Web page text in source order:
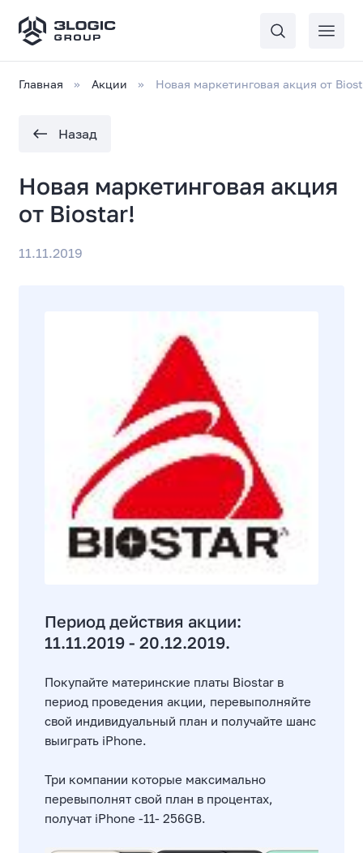
Главная Акции Новая маркетинговая акция от
Назад
Новая маркетинговая акция
от Biostar!
11.11.2019
Период действия акции:
11.11.2019 - 20.12.2019.
Покупайте материнские платы Biostar в
период проведения акции, перевыполняйте
свой индивидуальный план и получайте шанс
выиграть iPhone.
Три компании которые максимально
перевыполнят свой план в процентах,
получат iPhone -11- 256GB.